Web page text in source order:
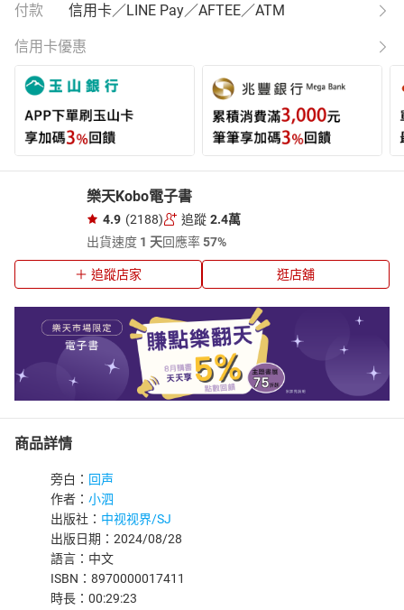
付款 信用卡／LINE Pay／AFTEE／ATM
信用卡優惠
樂天Kobo電子書
4.9 (2188) 追蹤 2.4萬
出貨速度 1 天回應率57%
追蹤店家 逛店舖
商品詳情
旁白： 回声
作者： 小泗
出版社： 中视视界/SJ
出版日期：2024/08/28
語言：中文
ISBN：8970000017411
時長：00:29:23